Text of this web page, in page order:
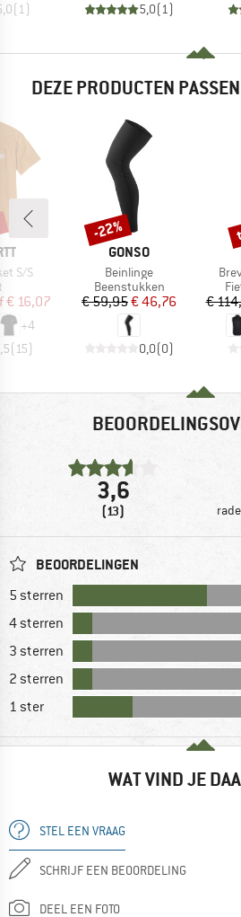
( 1) 5,0( 1)
DEZE PRODUCTEN
S/S
prijs
€ 16,07
+4
(15)
MERK
GONSO
Artikel
Beinlinge
Productgroep
Beenstukken
Prijs
€ 59,95Verlaagde prijs
€ 46,76
0,0(0)
Korting
-22%
€
3,6
(13)
BEOORDELINGEN
5 sterren
4 sterren
3 sterren
2 sterren
1 ster
WAT VIND JE
STEL EEN VRAAG
SCHRIJF EEN BEOORDELING
DEEL EEN FOTO